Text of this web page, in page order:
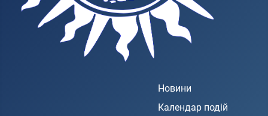
Новини
Календар подій